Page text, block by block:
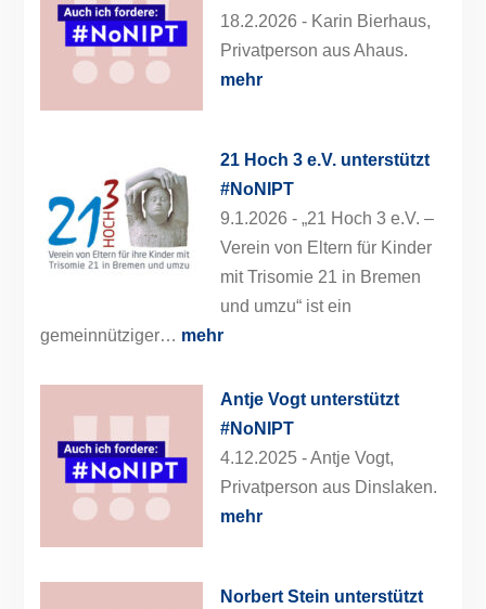
18.2.2026 - Karin Bierhaus,
Privatperson aus Ahaus.
mehr
21 Hoch 3 e.V. unterstützt
#NoNIPT
9.1.2026 - „21 Hoch 3 e.V. –
Verein von Eltern für Kinder
mit Trisomie 21 in Bremen
und umzu“ ist ein
gemeinnütziger… mehr
Antje Vogt unterstützt
#NoNIPT
4.12.2025 -Antje Vogt,
Privatperson aus Dinslaken.
mehr
Norbert Stein unterstützt